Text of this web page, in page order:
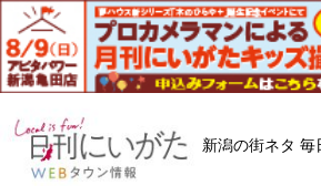
新潟の街ネタ 毎